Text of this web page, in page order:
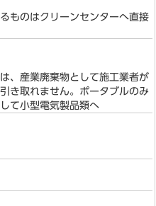
ものはクリーンセンターへ直接
、産業廃棄物として施工業者が
き取れません。ポータブルのみ
て小型電気製品類へ